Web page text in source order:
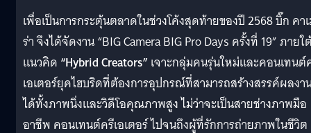
เพื่อเป็นการกระตุ้นตลาดในช่วงโค้งสุดท้ายของปี 2568 บิ๊ก คา
ร่า จึงได้จัดงาน “BIG Camera BIG Pro Days ครั้งที่ 19” ภายใ
แนวคิด “Hybrid Creators” เจาะกลุ่มคนรุ่นใหม่และคอนเทนต์
เอเตอร์ยุคไฮบริดที่ต้องการอุปกรณ์ที่สามารถสร้างสรรค์ผลงา
ได้ทั้งภาพนิ่งและวิดีโอคุณภาพสูง ไม่ว่าจะเป็นสายช่างภาพมือ
อาชีพ คอนเทนต์ครีเอเตอร์ ไปจนถึงผู้ที่รักการถ่ายภาพในชีวิต